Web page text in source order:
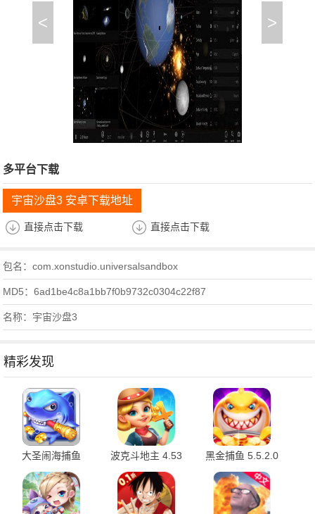
< >
多平台下载
宇宙沙盘3 安卓下载地址
直接点击下载 直接点击下载
包名：com.xonstudio.universalsandbox
MD5：6ad1be4c8a1bb7f0b9732c0304c22f87
名称：宇宙沙盘3
精彩发现
大圣闹海捕鱼
1.0.1 最新版
波克斗地主 4.53
最新版
黑金捕鱼 5.5.2.0
免费版